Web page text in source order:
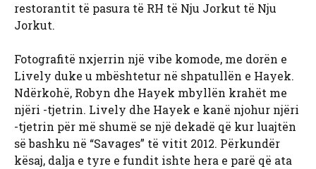
restorantit të pasura të RH të Nju Jorkut të Nju
Jorkut.
Fotografitë nxjerrin një vibe komode, me dorën e
Lively duke u mbështetur në shpatullën e Hayek.
Ndërkohë, Robyn dhe Hayek mbyllën krahët me
njëri -tjetrin. Lively dhe Hayek e kanë njohur njëri
-tjetrin për më shumë se një dekadë që kur luajtën
së bashku në “Savages” të vitit 2012. Përkundër
kësaj, dalja e tyre e fundit ishte hera e parë që ata